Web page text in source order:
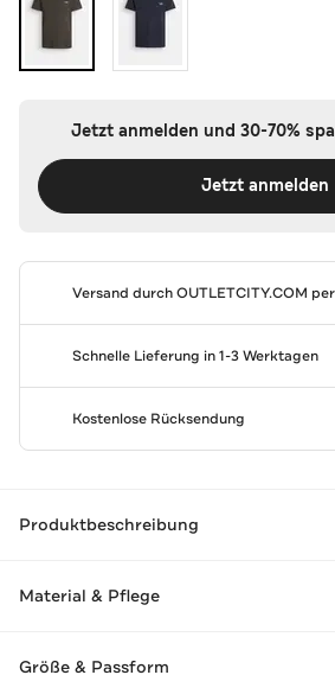
Jetzt anmelden und 30-70%
Jetzt anmelden
Versand durchOUTLETCITY.COM
Schnelle Lieferung in 1-3 Werktagen
Kostenlose Rücksendung
Produktbeschreibung
Material & Pflege
Größe & Passform